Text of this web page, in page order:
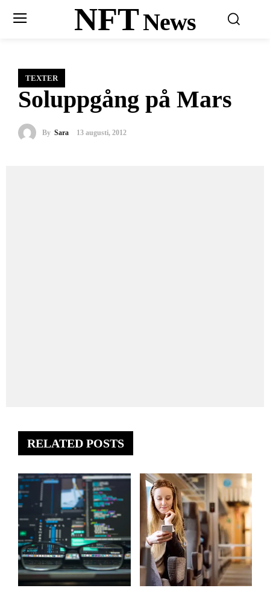
NFTNews
TEXTER
Soluppgång på Mars
By Sara 13 augusti, 2012
RELATED POSTS